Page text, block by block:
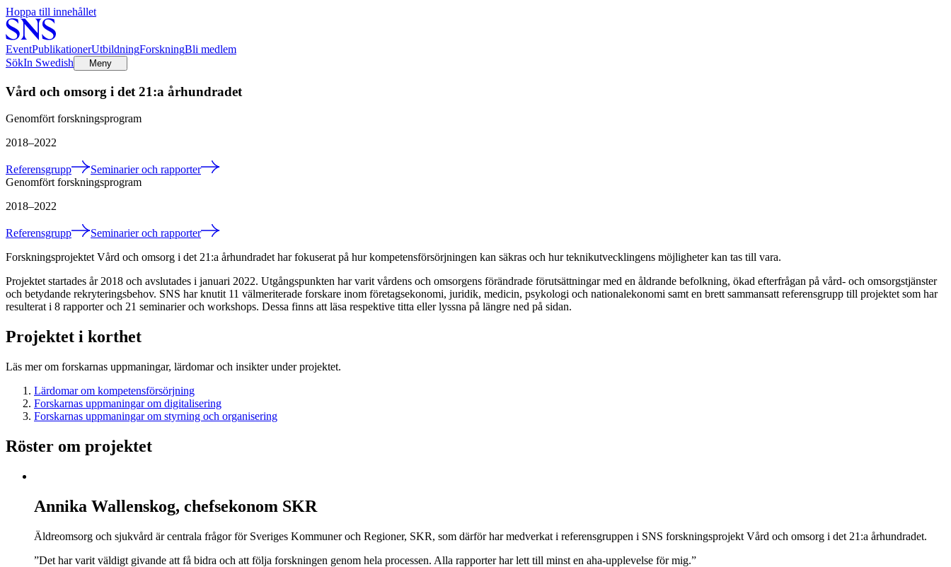
Hoppa till innehållet
EventPublikationerUtbildningForskningBli medlem
SökIn Swedish Meny
Vård och omsorg i det 21:a århundradet
Genomfört forskningsprogram
2018–2022
Referensgrupp
Seminarier och rapporter
Genomfört forskningsprogram
2018–2022
Referensgrupp
Seminarier och rapporter
Forskningsprojektet Vård och omsorg i det 21:a århundradet har fokuserat på hur kompetensförsörjningen kan säkras och hur teknikutvecklingens möjligheter kan tas till vara.
Projektet startades år 2018 och avslutades i januari 2022. Utgångspunkten har varit vårdens och omsorgens förändrade förutsättningar med en åldrande befolkning, ökad efterfrågan på vård- och omsorgstjänster
och betydande rekryteringsbehov. SNS har knutit 11 välmeriterade forskare inom företagsekonomi, juridik, medicin, psykologi och nationalekonomi samt en brett sammansatt referensgrupp till projektet som har
resulterat i 8 rapporter och 21 seminarier och workshops. Dessa finns att läsa respektive titta eller lyssna på längre ned på sidan.
Projektet i korthet
Läs mer om forskarnas uppmaningar, lärdomar och insikter under projektet.
Lärdomar om kompetensförsörjning
Forskarnas uppmaningar om digitalisering
Forskarnas uppmaningar om styrning och organisering
Röster om projektet
Annika Wallenskog, chefsekonom SKR
Äldreomsorg och sjukvård är centrala frågor för Sveriges Kommuner och Regioner, SKR, som därför har medverkat i referensgruppen i SNS forskningsprojekt Vård och omsorg i det 21:a århundradet.
”Det har varit väldigt givande att få bidra och att följa forskningen genom hela processen. Alla rapporter har lett till minst en aha-upplevelse för mig.”